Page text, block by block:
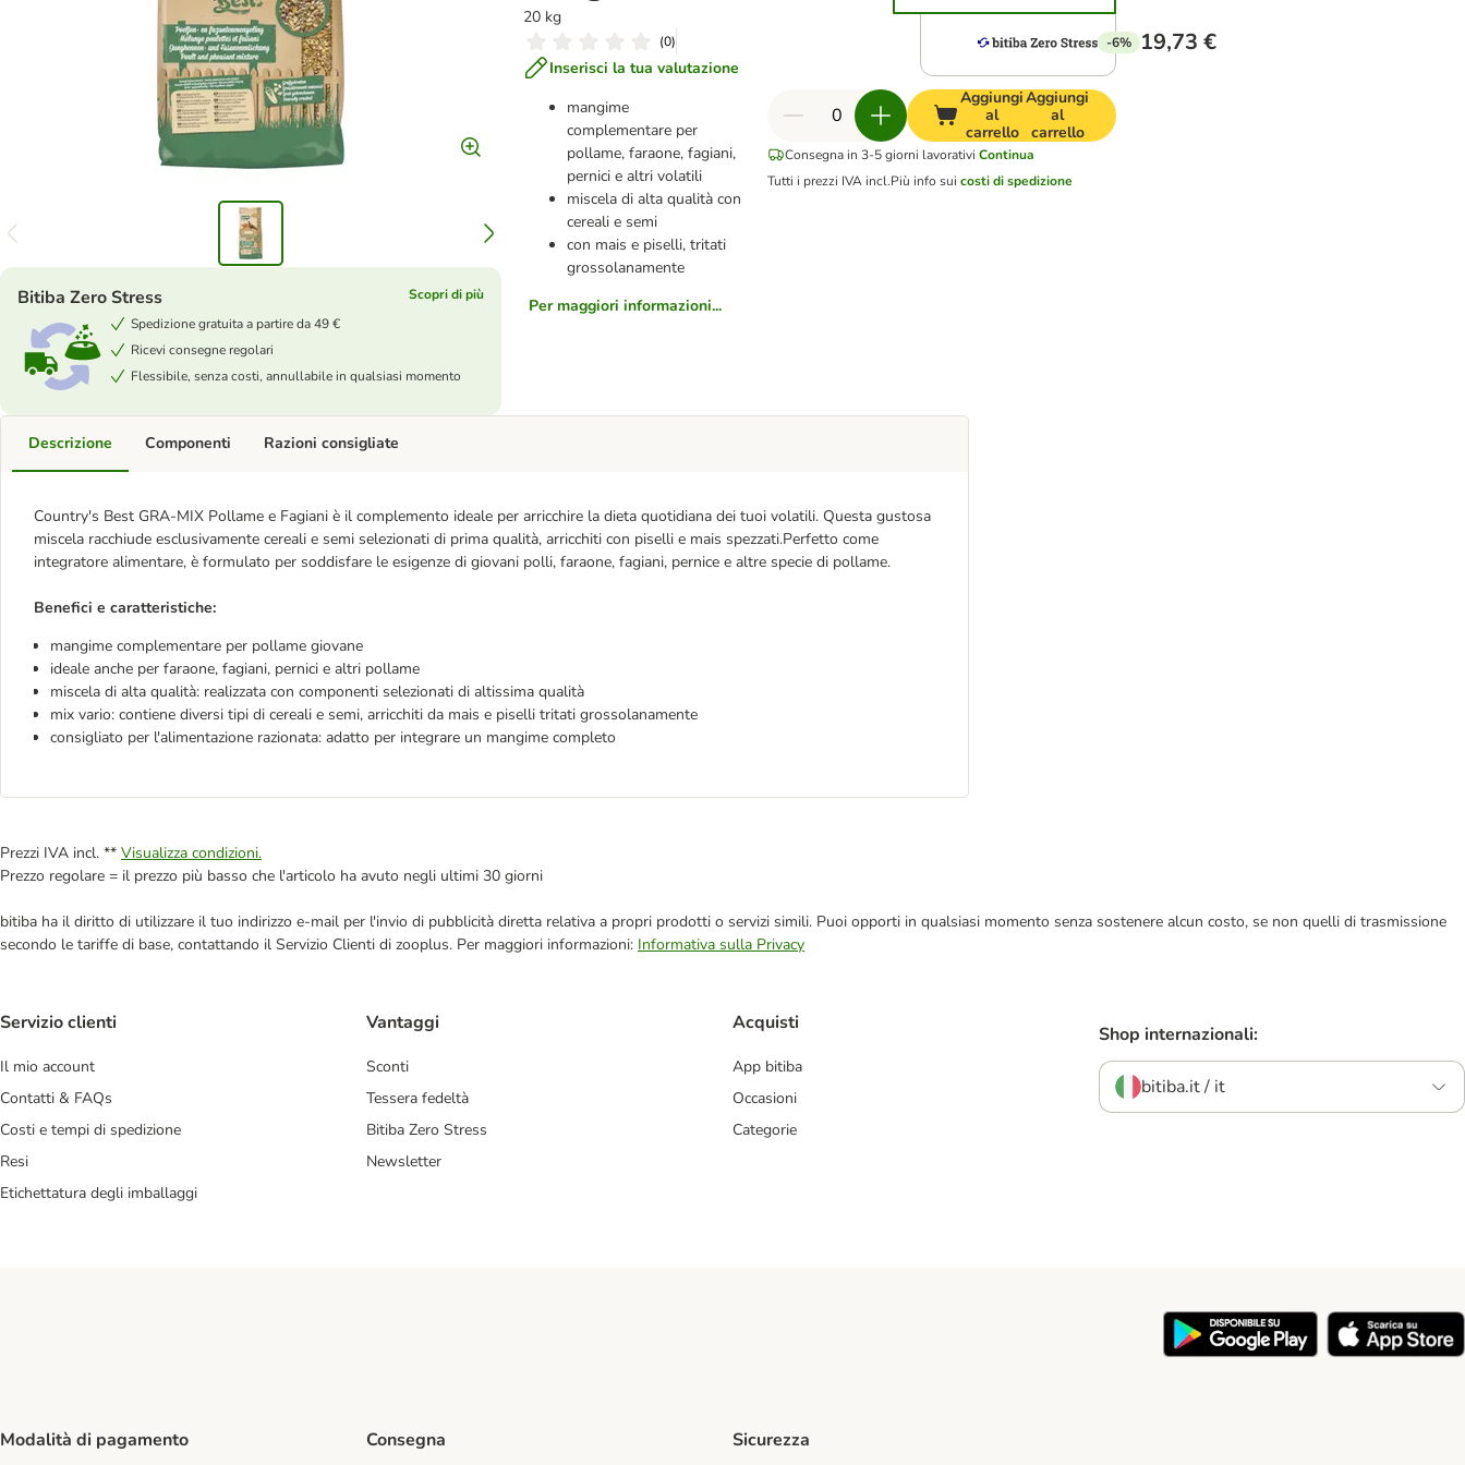
20 kg
(0)
Inserisci la tua valutazione
mangime
complementare per
pollame, faraone, fagiani,
pernici e altri volatili
miscela di alta qualità con
cereali e semi
con mais e piselli, tritati
grossolanamente
Per maggiori informazioni...
Bitiba Zero Stress
Scopri di più
Spedizione gratuita a partire da 49 €
Ricevi consegne regolari
Flessibile, senza costi, annullabile in qualsiasi momento
-6% 19,73 €
Aggiungi
al
carrello
Aggiungi
al
carrello
Consegna in 3-5 giorni lavorativi Continua
Tutti i prezzi IVA incl.Più info sui costi di spedizione
Descrizione
Country's Best GRA-MIX Pollame e Fagiani è il complemento ideale per arricchire la dieta quotidiana dei tuoi volatili. Questa gustosa
miscela racchiude esclusivamente cereali e semi selezionati di prima qualità, arricchiti con piselli e mais spezzati.Perfetto come
integratore alimentare, è formulato per soddisfare le esigenze di giovani polli, faraone, fagiani, pernice e altre specie di pollame.
Benefici e caratteristiche:
mangime complementare per pollame giovane
ideale anche per faraone, fagiani, pernici e altri pollame
miscela di alta qualità: realizzata con componenti selezionati di altissima qualità
mix vario: contiene diversi tipi di cereali e semi, arricchiti da mais e piselli tritati grossolanamente
consigliato per l'alimentazione razionata: adatto per integrare un mangime completo
Componenti Razioni consigliate
Prezzi IVA incl. ** Visualizza condizioni.
Prezzo regolare = il prezzo più basso che l'articolo ha avuto negli ultimi 30 giorni
bitiba ha il diritto di utilizzare il tuo indirizzo e-mail per l'invio di pubblicità diretta relativa a propri prodotti o servizi simili. Puoi opporti in qualsiasi momento senza sostenere alcun costo, se non quelli di trasmissione
secondo le tariffe di base, contattando il Servizio Clienti di zooplus. Per maggiori informazioni: Informativa sulla Privacy
Servizio clienti
Il mio account
Contatti & FAQs
Costi e tempi di spedizione
Resi
Etichettatura degli imballaggi
Vantaggi
Sconti
Tessera fedeltà
Bitiba Zero Stress
Newsletter
Acquisti
App bitiba
Occasioni
Categorie
Shop internazionali:
bitiba.it / it
Modalità di pagamento Consegna Sicurezza